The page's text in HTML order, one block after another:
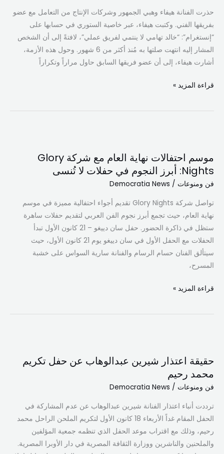
حذرت الفنانة هيفاء وهبي الجمهور وشركات الإنتاج من التعامل مع عضو
بفريقها الفني. وكتبت هيفاء، عبر خاصية الستوري في حسابها على
“إنستغرام”: “خالد تهامي لا ينتمي لفريق عملي”، لافتةً إلى أن الشخص
المشار إليه انتهت صلتها به مُنذ أكثر من 6 شهور. وحول هذه الأزمة،
أشارت هيفاء، إلى أن عضو فريقها السابق حاول مراراً وتكراراً
عضو
بفريقها…
ماذا
فعل؟
قراءة المزيد »
موسم احتفالات نهاية العام مع شركة Glory
Nights: أبرز النجوم في حفلات لا تُنسى
فن ومنوعات /
Democratia News
تواصل شركة Glory Nights تقديم أجواء احتفالية مميزة في موسم
نهاية العام، حيث تجمع أبرز نجوم الفن العربي لتقديم حفلات ساهرة
ستظل في ذاكرة الحضور. حفل سان دييغو – 21 كانون الأول تبدأ
الحفلات مع الحفل الأول في سان دييغو يوم 21 كانون الأول، حيث
سيتألق الفنان حسام الرسام والفنانة سارية السواس على خشبة
المسرح،
نهاية
العام
مع
Glory
النجوم
في
حفلات
لا
قراءة المزيد »
حقيقة اعتذار شيرين عبدالوهاب عن حفل تكريم
محمد رحيم
فن ومنوعات /
Democratia News
ترددت أنباء اعتذار الفنانة شيرين عبدالوهاب عن عدم المشاركة في
الحفل المقام غداً الأربعاء 18 كانون الأول لتكريم الملحن الراحل محمد
رحيم، وذلك مع اقتراب موعد الحفل الذي تنظمه جمعية المؤلفين
والملحنين والناشرين ووزارة الثقافة المصرية في دار الأوبرا المصرية.
شيرين
عبدالوهاب
عن
تكريم
محمد
رحيم